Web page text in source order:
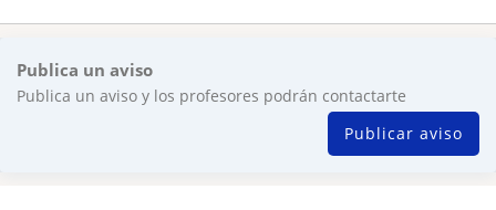
Publica un aviso
Publica un aviso y los profesores podrán contactarte
Publicar aviso